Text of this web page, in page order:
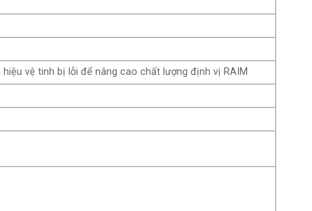
vệ tinh bị lỗi để nâng cao chất lượng định vị RAIM